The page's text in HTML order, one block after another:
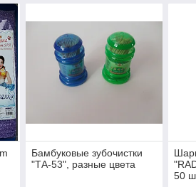
Бамбуковые зубочистки
"ТА-53", разные цвета
50